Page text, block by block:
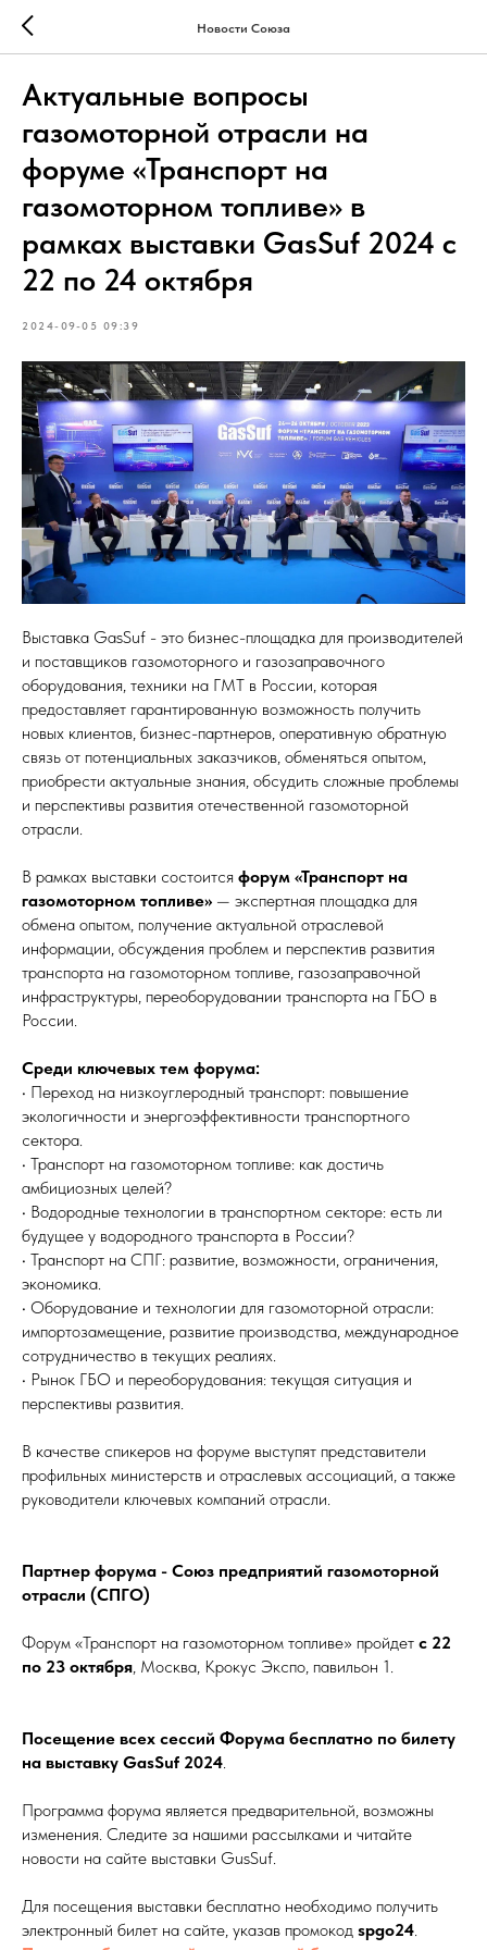
Новости Союза
Актуальные вопросы
газомоторной отрасли на
форуме «Транспорт на
газомоторном топливе» в
рамках выставки GasSuf 2024 с
22 по 24 октября
2024-09-05 09:39
Выставка GasSuf - это бизнес-площадка для производителей
и поставщиков газомоторного и газозаправочного
оборудования, техники на ГМТ в России, которая
предоставляет гарантированную возможность получить
новых клиентов, бизнес-партнеров, оперативную обратную
связь от потенциальных заказчиков, обменяться опытом,
приобрести актуальные знания, обсудить сложные проблемы
и перспективы развития отечественной газомоторной
отрасли.
В рамках выставки состоится форум «Транспорт на
газомоторном топливе» — экспертная площадка для
обмена опытом, получение актуальной отраслевой
информации, обсуждения проблем и перспектив развития
транспорта на газомоторном топливе, газозаправочной
инфраструктуры, переоборудовании транспорта на ГБО в
России.
Среди ключевых тем форума:
• Переход на низкоуглеродный транспорт: повышение
экологичности и энергоэффективности транспортного
сектора.
• Транспорт на газомоторном топливе: как достичь
амбициозных целей?
• Водородные технологии в транспортном секторе: есть ли
будущее у водородного транспорта в России?
• Транспорт на СПГ: развитие, возможности, ограничения,
экономика.
• Оборудование и технологии для газомоторной отрасли:
импортозамещение, развитие производства, международное
сотрудничество в текущих реалиях.
• Рынок ГБО и переоборудования: текущая ситуация и
перспективы развития.
В качестве спикеров на форуме выступят представители
профильных министерств и отраслевых ассоциаций, а также
руководители ключевых компаний отрасли.
Партнер форума - Союз предприятий газомоторной
отрасли (СПГО)
Форум «Транспорт на газомоторном топливе» пройдет с 22
по 23 октября, Москва, Крокус Экспо, павильон 1.
Посещение всех сессий Форума бесплатно по билету
на выставку GasSuf 2024.
Программа форума является предварительной, возможны
изменения. Следите за нашими рассылками и читайте
новости на сайте выставки GusSuf.
Для посещения выставки бесплатно необходимо получить
электронный билет на сайте, указав промокод spgo24.